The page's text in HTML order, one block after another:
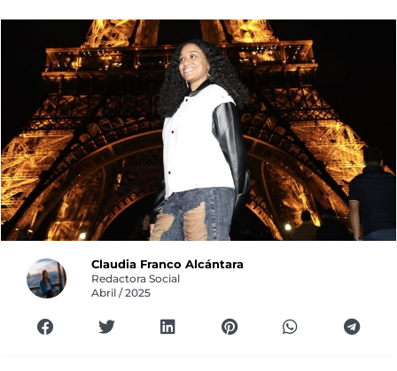
Claudia Franco Alcántara
Redactora Social
Abril / 2025